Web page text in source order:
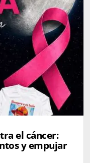
el cáncer:
y empujar